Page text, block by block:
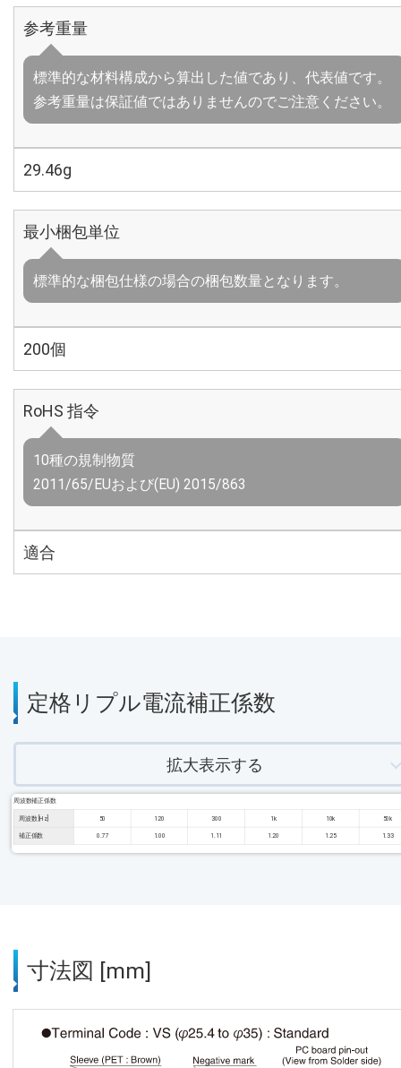
参考重量
標準的な材料構成から算出した値であり、代表値です。
参考重量は保証値ではありませんのでご注意ください。
29.46g
最小梱包単位
標準的な梱包仕様の場合の梱包数量となります。
200個
RoHS 指令
10種の規制物質
2011/65/EUおよび(EU) 2015/863
適合
定格リプル電流補正係数
拡大表示する
周波数補正係数
周波数 [Hz] 50 120 300 1k 10k 50k
補正係数 0.77 1.00 1.11 1.20 1.25 1.33
寸法図 [mm]